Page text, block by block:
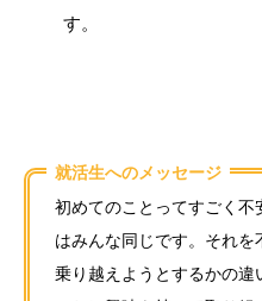
す。
就活生へのメッセージ
初めてのことってすごく
はみんな同じです。それ
乗り越えようとするかの違